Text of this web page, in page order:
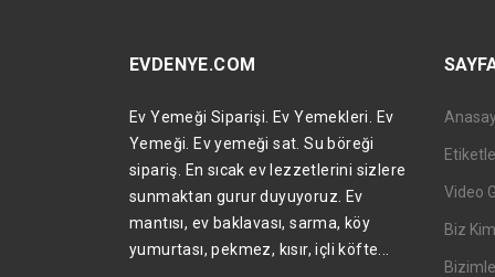
EVDENYE.COM
Ev Yemeği Siparişi. Ev Yemekleri. Ev
Yemeği. Ev yemeği sat. Su böreği
sipariş. En sıcak ev lezzetlerini sizlere
sunmaktan gurur duyuyoruz. Ev
mantısı, ev baklavası, sarma, köy
yumurtası, pekmez, kısır, içli köfte...
Video
Biz
Bizimle